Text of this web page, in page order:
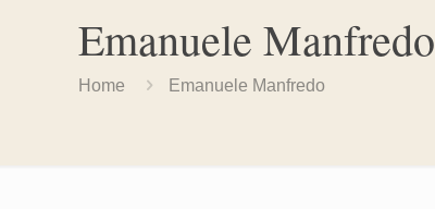
Emanuele Manfredo
Home Emanuele Manfredo